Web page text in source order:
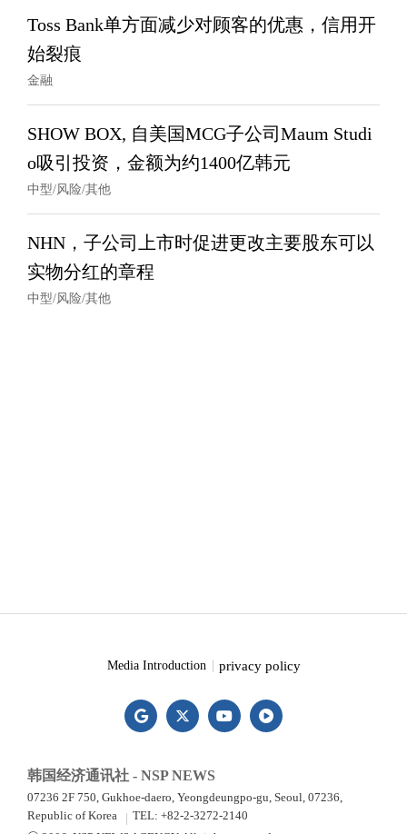
Toss Bank单方面减少对顾客的优惠，信用开
始裂痕
金融
SHOW BOX, 自美国MCG子公司Maum Studi
o吸引投资，金额为约1400亿韩元
中型/风险/其他
NHN，子公司上市时促进更改主要股东可以
实物分红的章程
中型/风险/其他
Media Introduction privacy policy
韩国经济通讯社 - NSP NEWS
07236 2F 750, Gukhoe-daero, Yeongdeungpo-gu, Seoul, 07236,
Republic of Korea
TEL: +82-2-3272-2140